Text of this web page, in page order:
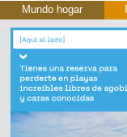
Mundo hogar